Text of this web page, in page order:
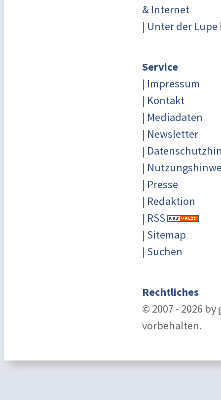
& Internet
| Unter der Lupe
Service
| Impressum
| Kontakt
| Mediadaten
| Newsletter
|
|
| Presse
| Redaktion
| RSS
| Sitemap
| Suchen
Rechtliches
© 2007 - 2026
vorbehalten.